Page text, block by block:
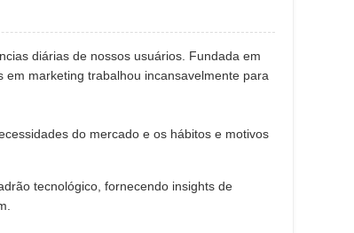
diárias de nossos usuários. Fundada em
marketing trabalhou incansavelmente para
do mercado e os hábitos e motivos
tecnológico, fornecendo insights de